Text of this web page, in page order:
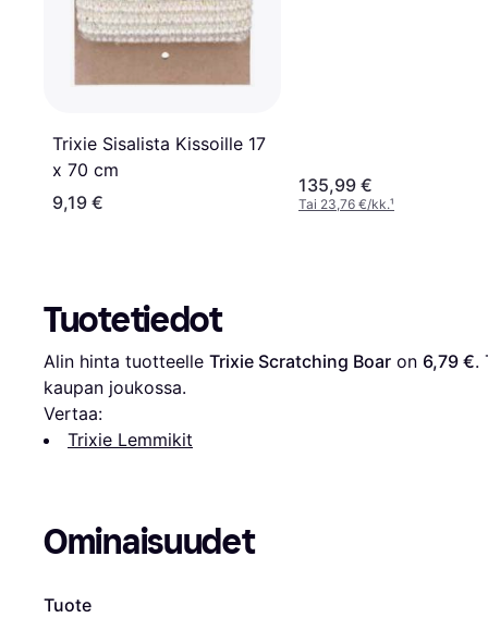
Trixie Sisalista Kissoille 17
x 70 cm
9,19 €
135,99 €
Tai 23,76 €/kk.¹
Tuotetiedot
Alin hinta tuotteelle Trixie Scratching Boar on 6,79 €.
kaupan joukossa.
Vertaa:
Trixie Lemmikit
Ominaisuudet
Tuote